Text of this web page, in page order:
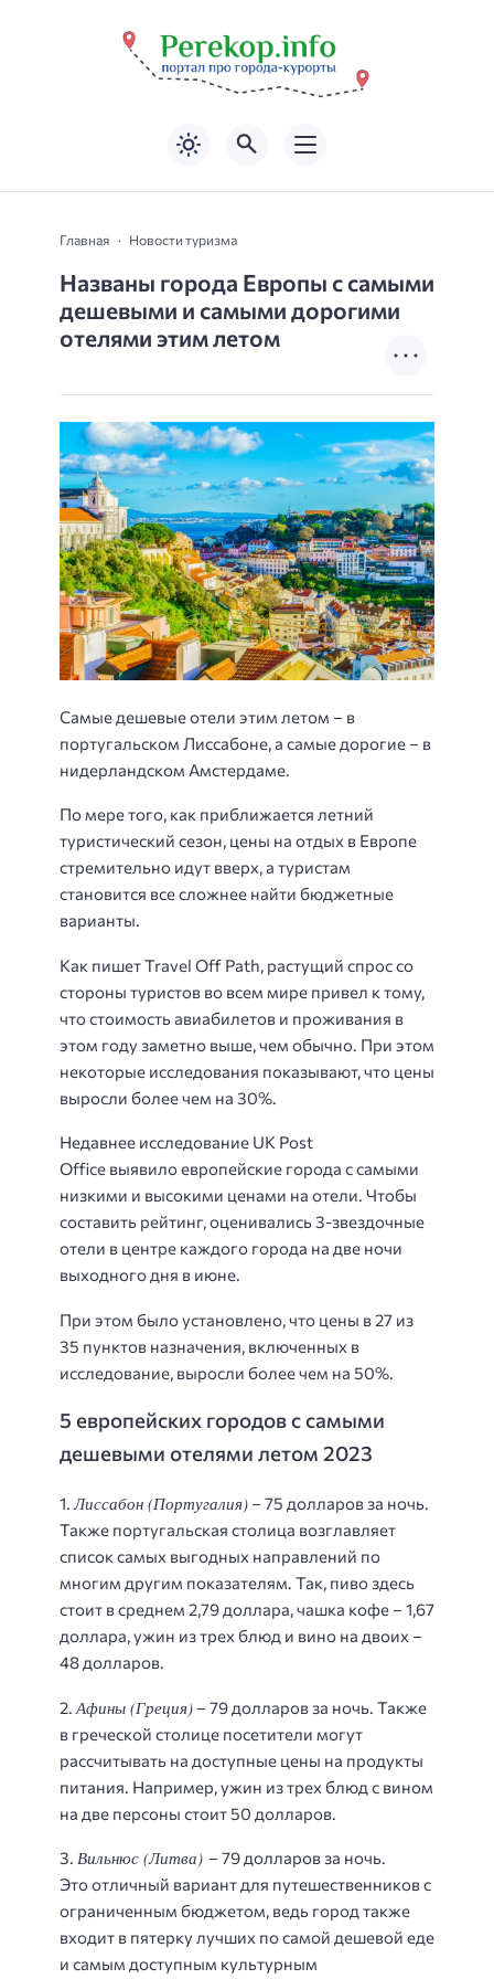
Главная Новости туризма
Названы города Европы с самыми
дешевыми и самыми дорогими
отелями этим летом
Самые дешевые отели этим летом – в
португальском Лиссабоне, а самые дорогие – в
нидерландском Амстердаме.
По мере того, как приближается летний
туристический сезон, цены на отдых в Европе
стремительно идут вверх, а туристам
становится все сложнее найти бюджетные
варианты.
Как пишет Travel Off Path, растущий спрос со
стороны туристов во всем мире привел к тому,
что стоимость авиабилетов и проживания в
этом году заметно выше, чем обычно. При этом
некоторые исследования показывают, что цены
выросли более чем на 30%.
Недавнее исследование UK Post
Office выявило европейские города с самыми
низкими и высокими ценами на отели. Чтобы
составить рейтинг, оценивались 3-звездочные
отели в центре каждого города на две ночи
выходного дня в июне.
При этом было установлено, что цены в 27 из
35 пунктов назначения, включенных в
исследование, выросли более чем на 50%.
5 европейских городов с самыми
дешевыми отелями летом 2023
1.Лиссабон (Португалия) – 75 долларов за ночь.
Также португальская столица возглавляет
список самых выгодных направлений по
многим другим показателям. Так, пиво здесь
стоит в среднем 2,79 доллара, чашка кофе – 1,67
доллара, ужин из трех блюд и вино на двоих –
48 долларов.
2. Афины (Греция) – 79 долларов за ночь. Также
в греческой столице посетители могут
рассчитывать на доступные цены на продукты
питания. Например, ужин из трех блюд с вином
на две персоны стоит 50 долларов.
3. Вильнюс (Литва) – 79 долларов за ночь.
Это отличный вариант для путешественников с
ограниченным бюджетом, ведь город также
входит в пятерку лучших по самой дешевой еде
и самым доступным культурным